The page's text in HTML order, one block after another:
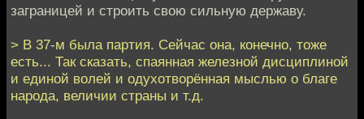
заграницей и строить свою сильную державу.
> В 37-м была партия. Сейчас она, конечно, тоже
есть... Так сказать, спаянная железной дисциплиной
и единой волей и одухотворённая мыслью о благе
народа, величии страны и т.д.